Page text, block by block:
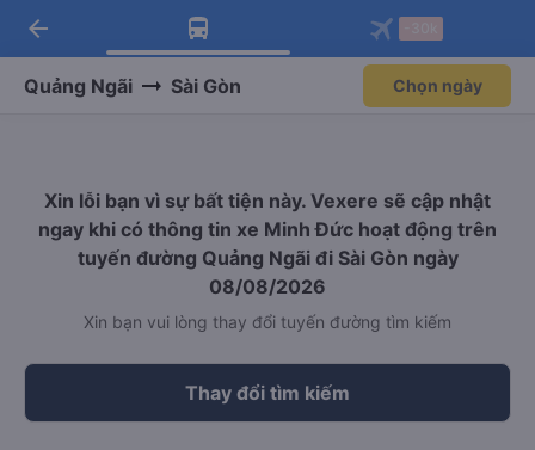
Tải app Vexere ngay!
Nhận ưu đãi thành viên độc
Mở app
Tải app Vexere
-30k/ghế khi đặt vé máy bay qua
Mở app
arrow_back
Quảng Ngãi Sài Gòn Chọn ngày
Xin lỗi bạn vì sự bất tiện này. Vexere sẽ cập nhật
ngay khi có thông tin xe Minh Đức hoạt động trên
tuyến đường Quảng Ngãi đi Sài Gòn ngày
08/08/2026
Xin bạn vui lòng thay đổi tuyến đường tìm kiếm
Thay đổi tìm kiếm